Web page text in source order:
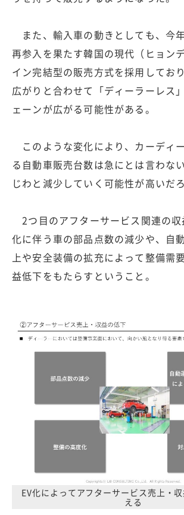
また、輸入車の動きとしても、今
再参入を果たす韓国の現代（ヒョン
イン完結型の販売方式を採用してお
広がりと合わせて「ディーラーレス
ェーンが広がる可能性がある。
このような変化により、カーディ
る自動車販売台数は急にとは言わな
じわと減少していく可能性が高いだろ
2つ目のアフターサービス関連の収
化に伴う車の部品点数の減少や、自
上や安全装備の拡充によって整備需
益低下をもたらすということ。
EV化によってアフターサービス売上・
える